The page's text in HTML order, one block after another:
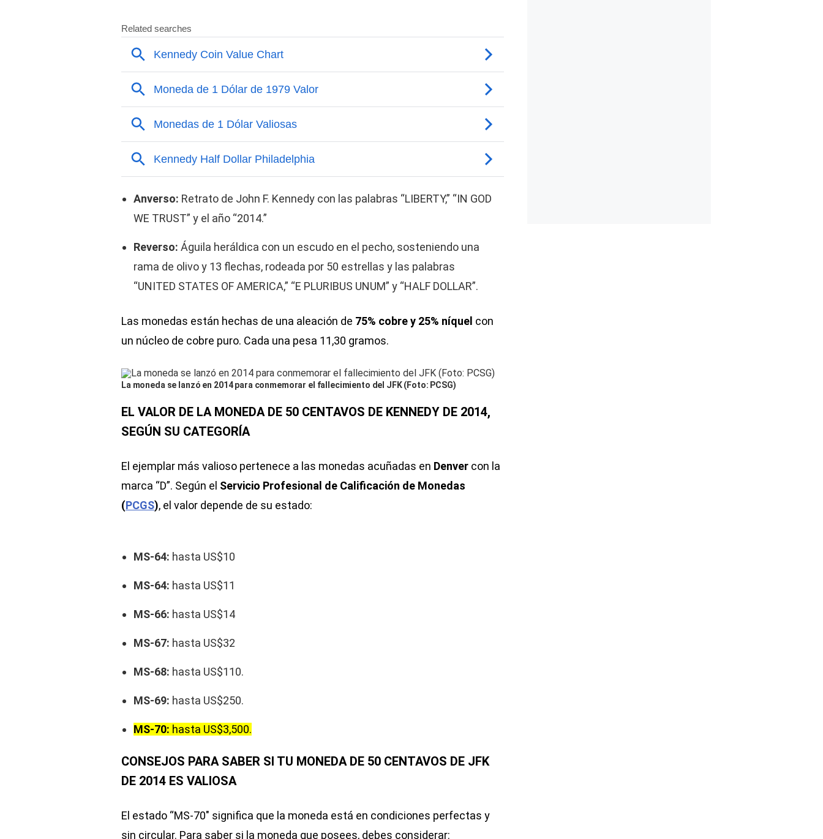
Anverso: Retrato de John F. Kennedy con las palabras “LIBERTY,” “IN GOD
WE TRUST” y el año “2014.”
Reverso: Águila heráldica con un escudo en el pecho, sosteniendo una
rama de olivo y 13 flechas, rodeada por 50 estrellas y las palabras
“UNITED STATES OF AMERICA,” “E PLURIBUS UNUM” y “HALF DOLLAR”.
Las monedas están hechas de una aleación de 75% cobre y 25% níquel con
un núcleo de cobre puro. Cada una pesa 11,30 gramos.
La moneda se lanzó en 2014 para conmemorar el fallecimiento del JFK (Foto: PCSG)
EL VALOR DE LA MONEDA DE 50 CENTAVOS DE KENNEDY DE 2014,
SEGÚN SU CATEGORÍA
El ejemplar más valioso pertenece a las monedas acuñadas en Denver con la
marca “D”. Según el Servicio Profesional de Calificación de Monedas
(PCGS), el valor depende de su estado:
MS-64: hasta US$10
MS-64: hasta US$11
MS-66: hasta US$14
MS-67: hasta US$32
MS-68: hasta US$110.
MS-69: hasta US$250.
MS-70: hasta US$3,500.
CONSEJOS PARA SABER SI TU MONEDA DE 50 CENTAVOS DE JFK
DE 2014 ES VALIOSA
El estado “MS-70″ significa que la moneda está en condiciones perfectas y
sin circular. Para saber si la moneda que posees, debes considerar: